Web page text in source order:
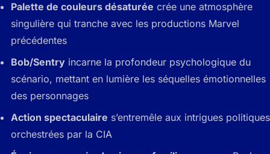
Palette de couleurs désaturée crée une atmosphère
singulière qui tranche avec les productions Marvel
précédentes
Bob/Sentry incarne la profondeur psychologique du
scénario, mettant en lumière les séquelles émotionnelles
des personnages
Action spectaculaire s’entremêle aux intrigues politiques
orchestrées par la CIA